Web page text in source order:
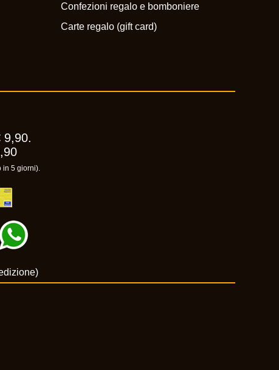
Confezioni regalo e bomboniere
Carte regalo (gift card)
9,90.
in 5 giorni).